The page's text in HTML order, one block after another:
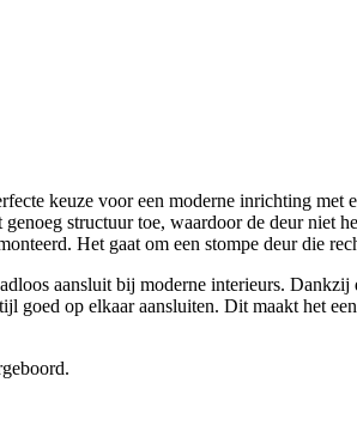
keuze voor een moderne inrichting met
structuur toe, waardoor de deur
Het gaat om een stompe deur die
aansluit bij moderne interieurs.
op elkaar aansluiten. Dit maakt het